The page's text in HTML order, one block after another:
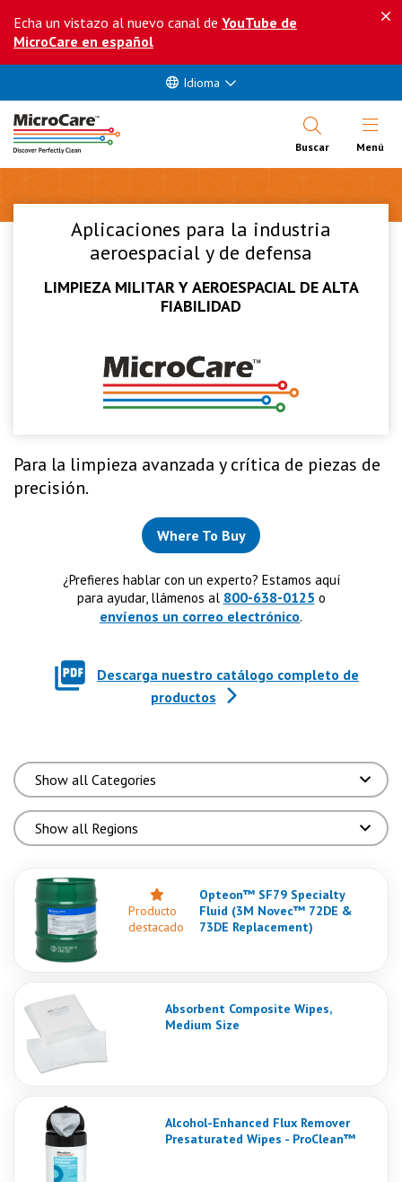
Echa un vistazo al nuevo canal de YouTube de
MicroCare en español
Idioma
Buscar Abrir
Menú
Aplicaciones para la industria
aeroespacial y de defensa
LIMPIEZA MILITAR Y AEROESPACIAL DE ALTA
FIABILIDAD
Para la limpieza avanzada y crítica de piezas de
precisión.
Where To Buy
¿Prefieres hablar con un experto? Estamos aquí
para ayudar, llámenos al 800-638-0125 o
envíenos un correo electrónico.
Descarga nuestro catálogo completo de
productos
Producto
destacado
Opteon™ SF79 Specialty
Fluid (3M Novec™ 72DE &
73DE Replacement)
Absorbent Composite Wipes,
Medium Size
Alcohol-Enhanced Flux Remover
Presaturated Wipes - ProClean™